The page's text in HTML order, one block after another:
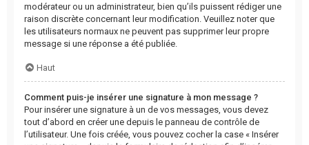
modérateur ou un administrateur, bien qu’ils puissent rédiger une
raison discrète concernant leur modification. Veuillez noter que
les utilisateurs normaux ne peuvent pas supprimer leur propre
message si une réponse a été publiée.
Haut
Comment puis-je insérer une signature à mon message ?
Pour insérer une signature à un de vos messages, vous devez
tout d’abord en créer une depuis le panneau de contrôle de
l’utilisateur. Une fois créée, vous pouvez cocher la case « Insérer